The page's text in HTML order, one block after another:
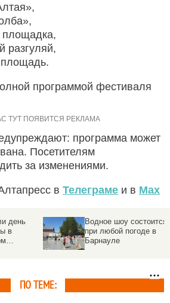
площадка,
разгуляй,
программой фестиваля
программа может
Посетителям
за изменениями.
в Телеграме и в Max
в
Никто не хотел
уезжать. В Косихе
завершился фестиваль
ПО ТЕМЕ: